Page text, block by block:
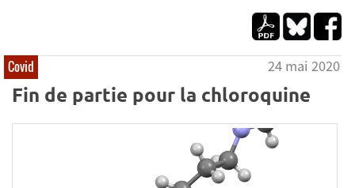
Covid 24 mai 2020
Fin de partie pour la chloroquine